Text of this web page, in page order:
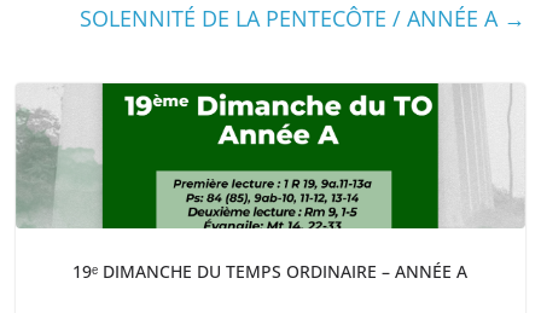
SOLENNITÉ DE LA PENTECÔTE / ANNÉE A →
19ᵉ DIMANCHE DU TEMPS ORDINAIRE – ANNÉE A